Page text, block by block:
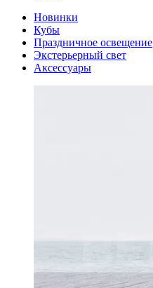
Новинки
Кубы
Праздничное освещение
Экстерьерный свет
Аксессуары